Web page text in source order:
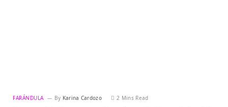
FARÁNDULA By Karina Cardozo 2 Mins Read